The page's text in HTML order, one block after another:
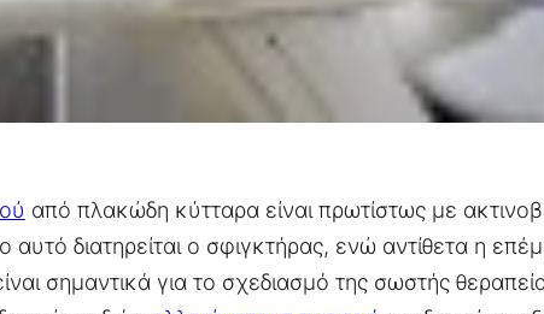
από πλακώδη κύτταρα είναι πρωτίστως με
διατηρείται ο σφιγκτήρας, ενώ αντίθετα η
σημαντικά για το σχεδιασμό της σωστής